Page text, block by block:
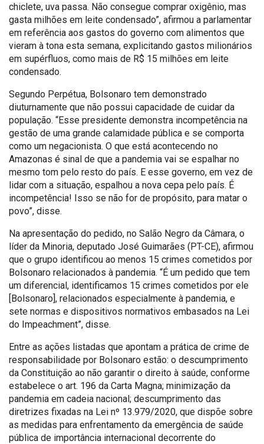
chiclete, uva passa. Não consegue comprar oxigênio, mas
gasta milhões em leite condensado”, afirmou a parlamentar
em referência aos gastos do governo com alimentos que
vieram à tona esta semana, explicitando gastos milionários
em supérfluos, como mais de R$ 15 milhões em leite
condensado.
Segundo Perpétua, Bolsonaro tem demonstrado
diuturnamente que não possui capacidade de cuidar da
população. “Esse presidente demonstra incompetência na
gestão de uma grande calamidade pública e se comporta
como um negacionista. O que está acontecendo no
Amazonas é sinal de que a pandemia vai se espalhar no
mesmo tom pelo resto do país. E esse governo, em vez de
lidar com a situação, espalhou a nova cepa pelo país. É
incompetência! Isso se não for de propósito, para matar o
povo”, disse.
Na apresentação do pedido, no Salão Negro da Câmara, o
líder da Minoria, deputado José Guimarães (PT-CE), afirmou
que o grupo identificou ao menos 15 crimes cometidos por
Bolsonaro relacionados à pandemia. “É um pedido que tem
um diferencial, identificamos 15 crimes cometidos por ele
[Bolsonaro], relacionados especialmente à pandemia, e
sete normas e dispositivos normativos embasados na Lei
do Impeachment”, disse.
Entre as ações listadas que apontam a prática de crime de
responsabilidade por Bolsonaro estão: o descumprimento
da Constituição ao não garantir o direito à saúde, conforme
estabelece o art. 196 da Carta Magna; minimização da
pandemia em cadeia nacional; descumprimento das
diretrizes fixadas na Lei nº 13.979/2020, que dispõe sobre
as medidas para enfrentamento da emergência de saúde
pública de importância internacional decorrente do